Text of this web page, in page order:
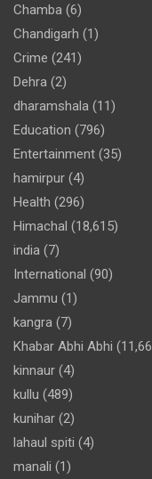
Chamba (6)
Chandigarh (1)
Crime (241)
Dehra (2)
dharamshala (11)
Education (796)
Entertainment (35)
hamirpur (4)
Health (296)
Himachal (18,615)
india (7)
International (90)
Jammu (1)
kangra (7)
Khabar Abhi Abhi
kinnaur (4)
kullu (489)
kunihar (2)
lahaul spiti (4)
manali (1)